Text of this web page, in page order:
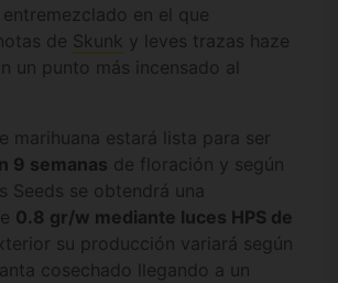
en el que
de Skunk y leves trazas haze
un punto más incensado al
marihuana estará lista para ser
9 semanas de floración y según
Seeds se obtendrá una
0.8 gr/w mediante luces HPS de
su producción variará según
cosechado llegando a un